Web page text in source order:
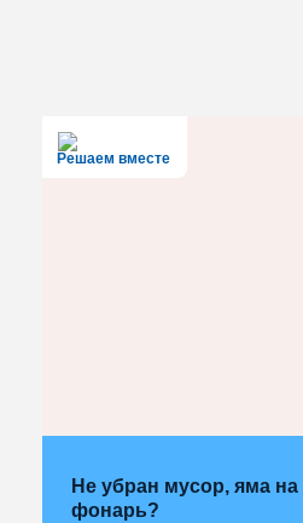
Решаем вместе
Не убран мусор, яма на
фонарь?